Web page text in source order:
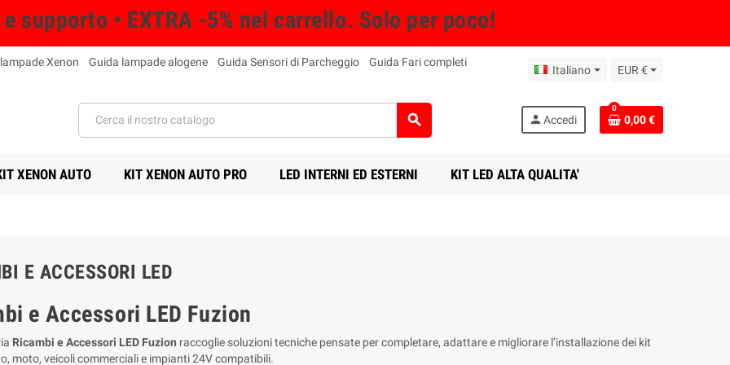
supporto • EXTRA -5% nel carrello. Solo per poco!
Xenon Guida lampade alogene Guida Sensori di Parcheggio
Guida Fari completi
Italiano EUR €
search person Accedi
0
0,00 €
XENON AUTO KIT XENON AUTO PRO LED INTERNI ED ESTERNI KIT LED ALTA QUALITA'
E ACCESSORI LED
e Accessori LED Fuzion
Ricambi e Accessori LED Fuzion raccoglie soluzioni tecniche pensate per completare, adattare e migliorare l’installazione dei kit
moto, veicoli commerciali e impianti 24V compatibili.